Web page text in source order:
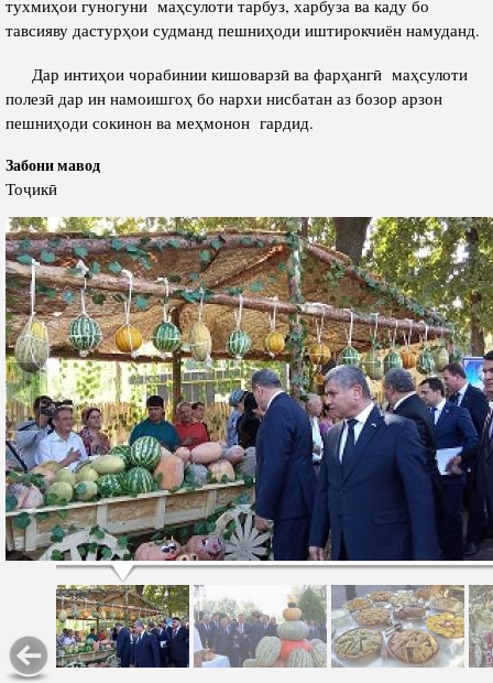
тухмиҳои гуногуни маҳсулоти тарбуз, харбуза ва каду бо
тавсияву дастурҳои судманд пешниҳоди иштирокчиён намуданд.
Дар интиҳои чорабинии кишоварзӣ ва фарҳангӣ маҳсулоти
полезӣ дар ин намоишгоҳ бо нархи нисбатан аз бозор арзон
пешниҳоди сокинон ва меҳмонон гардид.
Забони мавод
Тоҷикӣ